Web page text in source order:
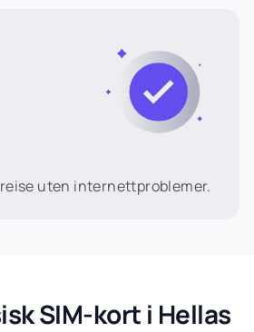
uten internettproblemer.
SIM-kort i Hellas